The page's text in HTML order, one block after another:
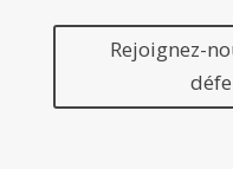
Rejoignez-